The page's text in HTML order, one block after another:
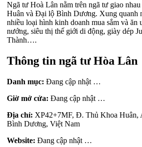
Ngã tư Hoà Lân nằm trên ngã tư giao
Huân và Đại lộ Bình Dương. Xung quanh
nhiều loại hình kinh doanh mua sắm và ăn
nướng, siêu thị thế giới di động, giày dép
Thành….
Thông tin ngã tư Hòa Lân
Danh mục: Đang cập nhật …
Giờ mở cửa: Đang cập nhật …
Địa chỉ: XP42+7MF, Đ. Thủ Khoa Huân,
Bình Dương, Việt Nam
Website: Đang cập nhật …